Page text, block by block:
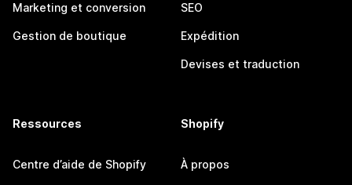
Marketing et conversion
Gestion de boutique
SEO
Expédition
Devises et traduction
Ressources
Centre d’aide de Shopify
Shopify
À propos